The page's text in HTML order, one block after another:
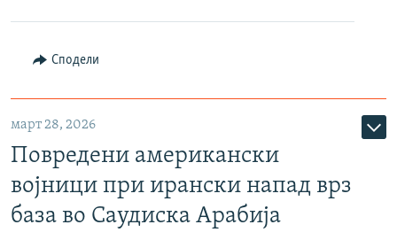
Сподели
март 28, 2026
Повредени американски
војници при ирански напад врз
база во Саудиска Арабија